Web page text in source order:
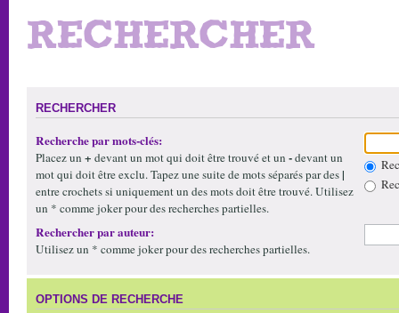
RECHERCHER
RECHERCHER
Recherche par mots-clés:
Placez un + devant un mot qui doit être trouvé et un -devant un
mot qui doit être exclu. Tapez une suite de mots séparés par des|
entre crochets si uniquement un des mots doit être trouvé. Utilisez
un * comme joker pour des recherches partielles.
Rechercher par auteur:
Utilisez un * comme joker pour des recherches partielles.
OPTIONS DE RECHERCHE